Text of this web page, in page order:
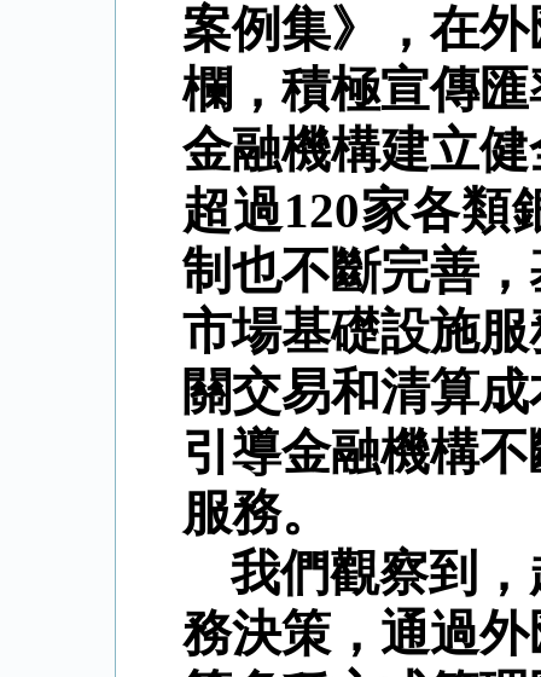
案例集》，在
欄，積極宣傳
金融機構建立
超過120家各類
制也不斷完善
市場基礎設施
關交易和清算
引導金融機構
服務。
我們觀察到
務決策，通過